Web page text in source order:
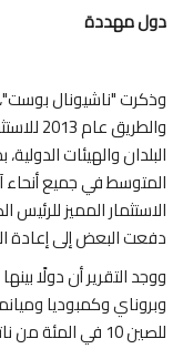
دول مهددة
وذكرت "ناشيونال
البلدان والهيئات
المتوسط في جميع أنحاء
الاستثمار المميز
دفعت البعض إلى إعادة
ووجد التقرير أن دولًا
وبروناي وكمبوديا
للصين 10 في المئة من ناتجها المحلي الإجمالي.